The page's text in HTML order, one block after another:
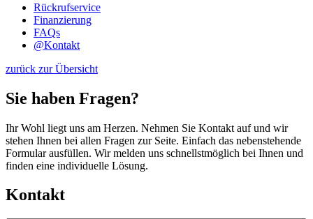
Rückrufservice
Finanzierung
FAQs
@Kontakt
zurück zur Übersicht
Sie haben Fragen?
Ihr Wohl liegt uns am Herzen. Nehmen Sie Kontakt auf und wir
stehen Ihnen bei allen Fragen zur Seite. Einfach das nebenstehende
Formular ausfüllen. Wir melden uns schnellstmöglich bei Ihnen und
finden eine individuelle Lösung.
Kontakt